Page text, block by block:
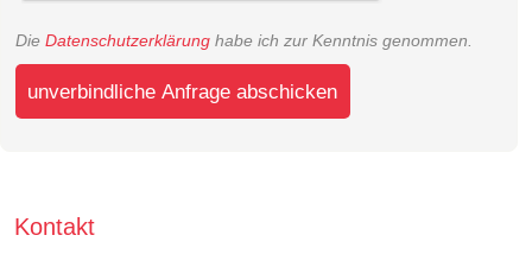
Die Datenschutzerklärung habe ich zur Kenntnis genommen.
unverbindliche Anfrage abschicken
Kontakt